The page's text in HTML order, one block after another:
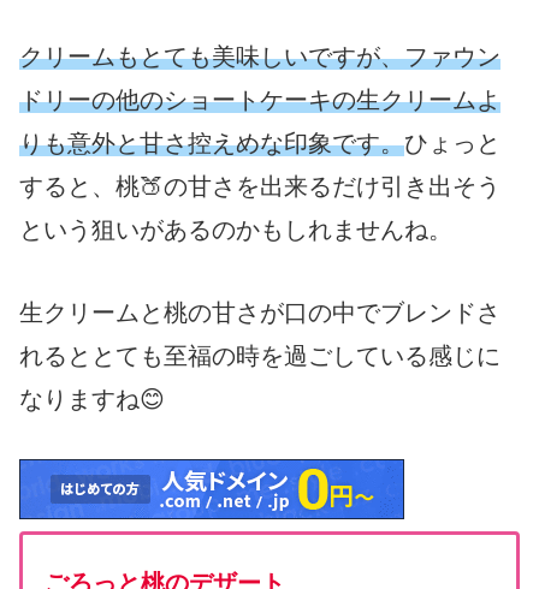
クリームもとても美味しいですが、ファウン
ドリーの他のショートケーキの生クリームよ
りも意外と甘さ控えめな印象です。ひょっと
すると、桃🍑の甘さを出来るだけ引き出そう
という狙いがあるのかもしれませんね。
生クリームと桃の甘さが口の中でブレンドさ
れるととても至福の時を過ごしている感じに
なりますね😊
ごろっと桃のデザート